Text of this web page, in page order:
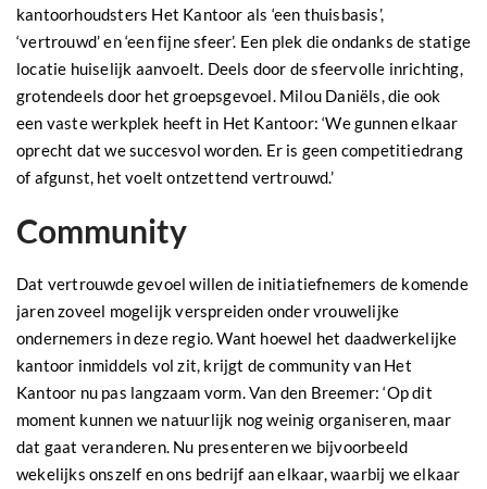
kantoorhoudsters Het Kantoor als ‘een thuisbasis’,
‘vertrouwd’ en ‘een fijne sfeer’. Een plek die ondanks de statige
locatie huiselijk aanvoelt. Deels door de sfeervolle inrichting,
grotendeels door het groepsgevoel. Milou Daniëls, die ook
een vaste werkplek heeft in Het Kantoor: ‘We gunnen elkaar
oprecht dat we succesvol worden. Er is geen competitiedrang
of afgunst, het voelt ontzettend vertrouwd.’
Community
Dat vertrouwde gevoel willen de initiatiefnemers de komende
jaren zoveel mogelijk verspreiden onder vrouwelijke
ondernemers in deze regio. Want hoewel het daadwerkelijke
kantoor inmiddels vol zit, krijgt de community van Het
Kantoor nu pas langzaam vorm. Van den Breemer: ‘Op dit
moment kunnen we natuurlijk nog weinig organiseren, maar
dat gaat veranderen. Nu presenteren we bijvoorbeeld
wekelijks onszelf en ons bedrijf aan elkaar, waarbij we elkaar